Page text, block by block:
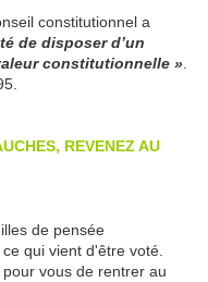
constitutionnel a
de disposer d’un
constitutionnelle »
REVENEZ AU
de pensée
qui vient d'être voté.
vous de rentrer au